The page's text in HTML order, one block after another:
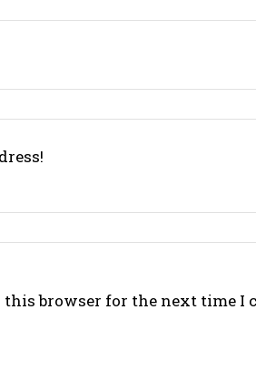
this browser for the next time I